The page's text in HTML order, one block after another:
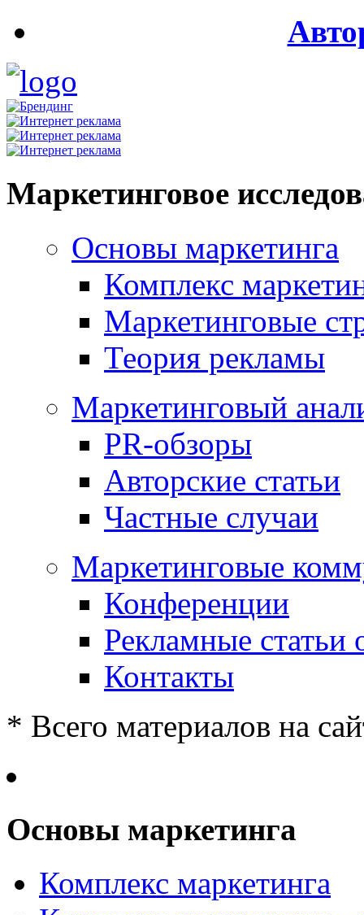
Маркетинговое
Основы маркетинга
Комплекс
Маркетинговые
Теория рекламы
Маркетинговый
PR-обзоры
Авторские статьи
Частные случаи
Маркетинговые
Конференции
Рекламные статьи
Контакты
* Всего материалов на
Основы маркетинга
Комплекс маркетинга